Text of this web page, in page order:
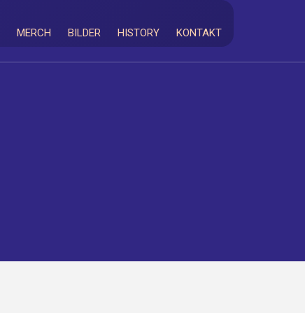
MERCH BILDER HISTORY KONTAKT